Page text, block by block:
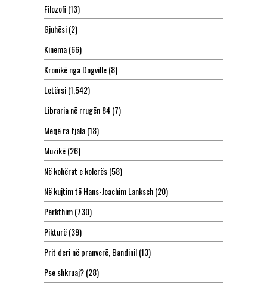
Filozofi (13)
Gjuhësi(2)
Kinema(66)
Kronikë nga Dogville(8)
Letërsi(1,542)
Libraria në rrugën 84(7)
Meqë ra fjala(18)
Muzikë(26)
Në kohërat e kolerës(58)
Në kujtim të Hans-Joachim Lanksch(20)
Përkthim(730)
Pikturë(39)
Prit deri në pranverë, Bandini!(13)
Pse shkruaj?(28)